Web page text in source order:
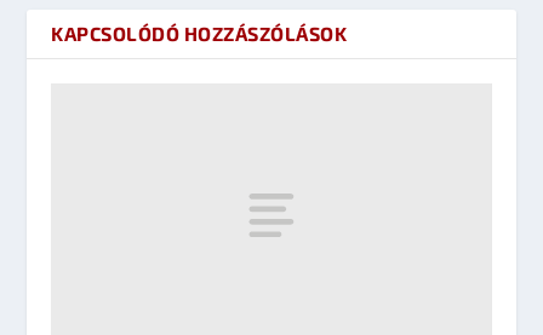
KAPCSOLÓDÓ HOZZÁSZÓLÁSOK